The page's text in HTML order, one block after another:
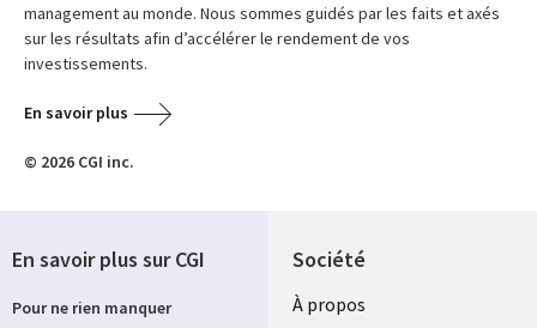
management au monde. Nous sommes guidés par les faits et axés
sur les résultats afin d’accélérer le rendement de vos
investissements.
En savoir plus
© 2026 CGI inc.
Société
À propos
En savoir plus sur CGI
Pour ne rien manquer